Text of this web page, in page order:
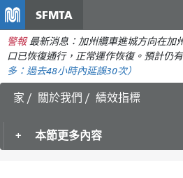
主
要
SFMTA
警報 最新消息：加州纜車進城方向在加
口已恢復通行，正常運作恢復。預計仍
多： 過去48小時內延誤30次）
家 關於我們 績效指標
本節更多內容